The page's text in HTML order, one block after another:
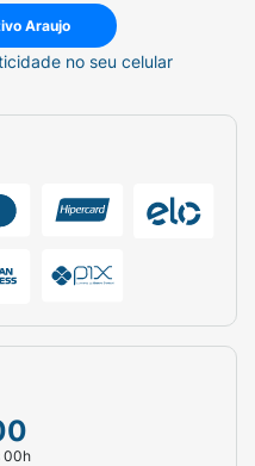
Araujo
no seu celular
00h